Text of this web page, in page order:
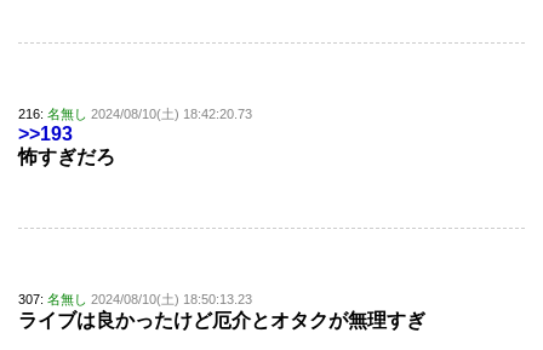
216: 名無し 2024/08/10(土) 18:42:20.73
>>193
怖すぎだろ
307: 名無し 2024/08/10(土) 18:50:13.23
ライブは良かったけど厄介とオタクが無理すぎ